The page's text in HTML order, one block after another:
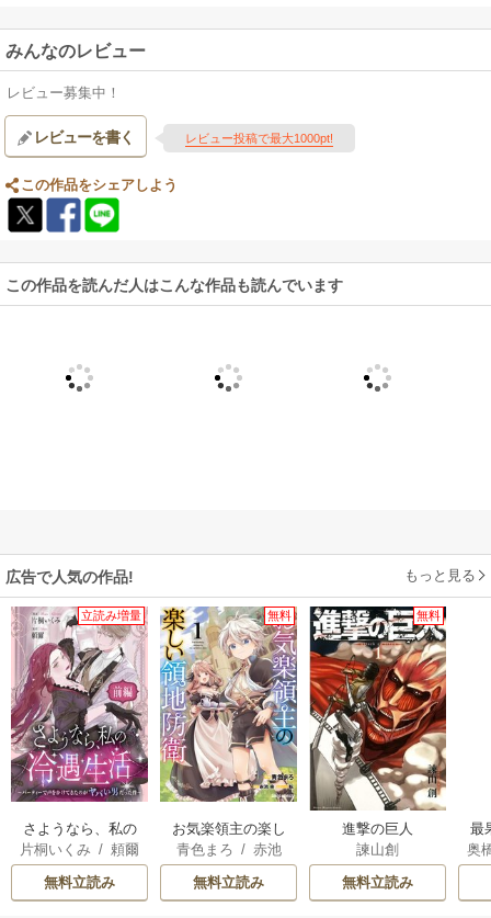
みんなのレビュー
レビュー募集中！
レビューを書く レビュー投稿で最大1000pt!
この作品をシェアしよう
この作品を読んだ人はこんな作品も読んでいます
広告で人気の作品! もっと見る
立読み増量
さようなら、私の
冷遇生活 ～パーテ
ィーで声をかけて
きたのがヤバい男
片桐いくみ / 頼爾
無料立読み
無料
お気楽領主の楽し
い領地防衛
青色まろ / 赤池
宗/転
無料立読み
無料
進撃の巨人
諫山創
無料立読み
最
奥
た